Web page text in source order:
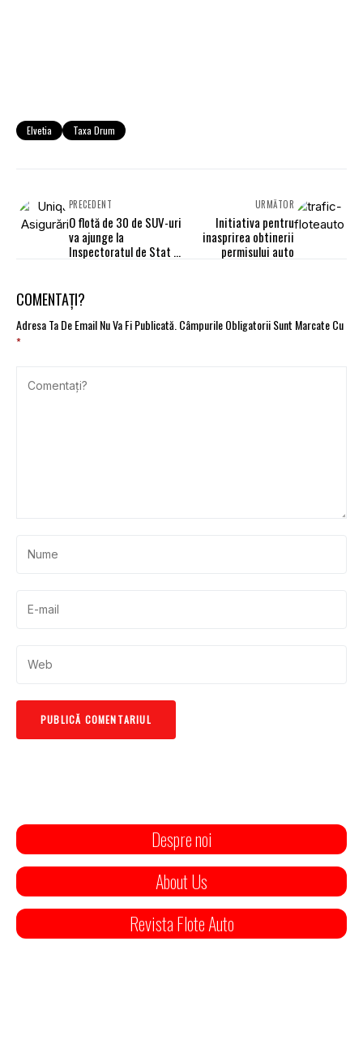
Elvetia Taxa Drum
PRECEDENT
O flotă de 30 de SUV-uri
va ajunge la
Inspectoratul de Stat în
URMĂTOR
Initiativa pentru
inasprirea obtinerii
permisului auto
COMENTAȚI?
Adresa Ta De Email Nu Va Fi Publicată. Câmpurile Obligatorii Sunt Marcate Cu
*
Despre noi
About Us
Revista Flote Auto